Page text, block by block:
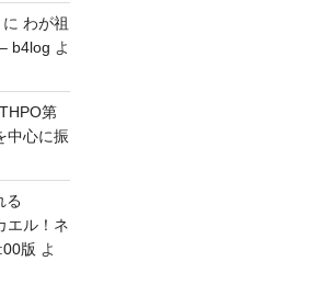
わが祖
b4log よ
THPO第
中心に振
る
エル！ネ
版 よ